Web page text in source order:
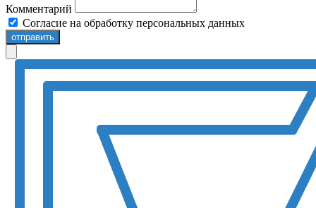
Комментарий
Согласие на обработку персональных данных
отправить